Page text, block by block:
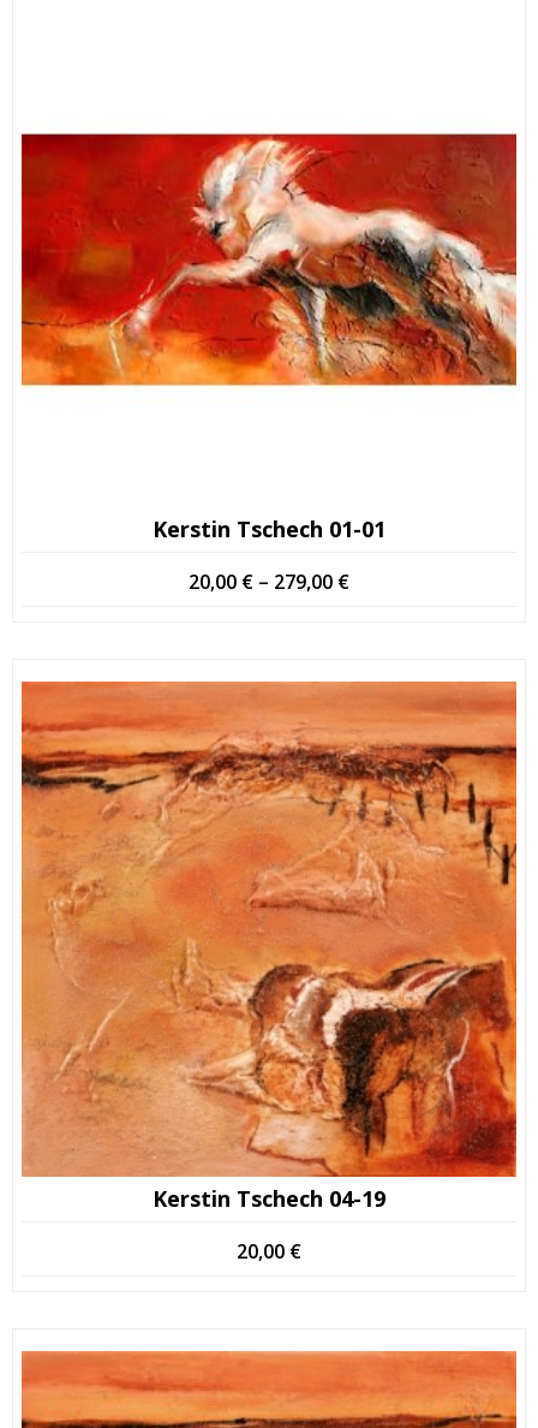
Kerstin Tschech 01-01
20,00 € – 279,00 €Hintaluokka:
Kerstin Tschech 04-19
20,00 €